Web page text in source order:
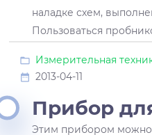
наладке схем,
Пользоваться
Измерительная
2013-04-11
Прибор
Этим прибором можно